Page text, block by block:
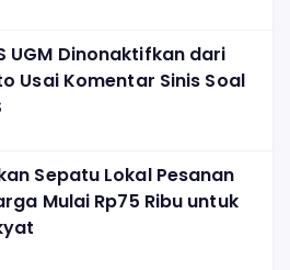
UGM Dinonaktifkan dari
Usai Komentar Sinis Soal
Sepatu Lokal Pesanan
Mulai Rp75 Ribu untuk